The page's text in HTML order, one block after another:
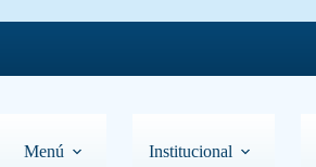
Menú Institucional